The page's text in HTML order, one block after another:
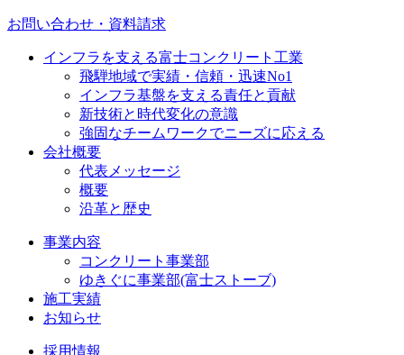
お問い合わせ・資料請求
インフラを支える富士コンクリート工業
飛騨地域で実績・信頼・迅速No1
インフラ基盤を支える責任と貢献
新技術と時代変化の意識
強固なチームワークでニーズに応える
会社概要
代表メッセージ
概要
沿革と歴史
事業内容
コンクリート事業部
ゆきぐに事業部(富士ストーブ)
施工実績
お知らせ
採用情報